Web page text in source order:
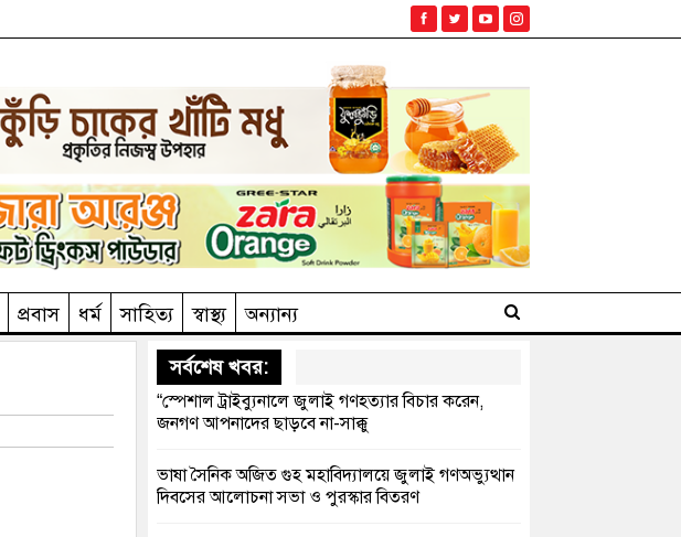
প্রবাস ধর্ম সাহিত‌্য স্বাস্থ্য
অন্যান্য
সর্বশেষ খবর:
“স্পেশাল ট্রাইব্যুনালে জুলাই গণহত্যার বিচার করেন,
জনগণ আপনাদের ছাড়বে না-সাক্কু
ভাষা সৈনিক অজিত গুহ মহাবিদ্যালয়ে জুলাই গণঅভ্যুত্থান
দিবসের আলোচনা সভা ও পুরস্কার বিতরণ